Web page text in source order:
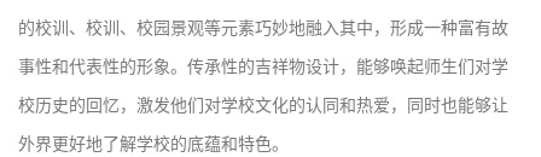
的校训、校训、校园景观等元素巧妙地融入其中，形成一种富有故
事性和代表性的形象。传承性的吉祥物设计，能够唤起师生们对学
校历史的回忆，激发他们对学校文化的认同和热爱，同时也能够让
外界更好地了解学校的底蕴和特色。